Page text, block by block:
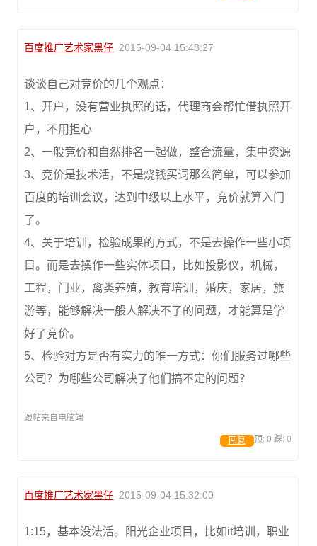
百度推广艺术家黑仔 2015-09-04 15:48:27
谈谈自己对竞价的几个观点：
1、开户，没有营业执照的话，代理商会帮忙借执照开
户，不用担心
2、一般竞价和自然排名一起做，整合流量，集中资源
3、竞价是技术活，不是烧钱买词那么简单，可以参加
百度的培训会议，达到中级以上水平，竞价就算入门
了。
4、关于培训，检验成果的方式，不是去操作一些小项
目。而是去操作一些实体项目，比如投影仪，机械，
工程，门业，禽类养殖，教育培训，婚庆，家居，旅
游等，能够解决一般人解决不了的问题，才能算是学
好了竞价。
5、检验对方是否有实力的唯一方式：你们服务过哪些
公司？为哪些公司解决了他们搞不定的问题？
跟帖来自电脑端
顶: 0 踩: 0
回复
百度推广艺术家黑仔 2015-09-04 15:32:00
1:15，基本没法活。阳光企业项目，比如it培训，职业